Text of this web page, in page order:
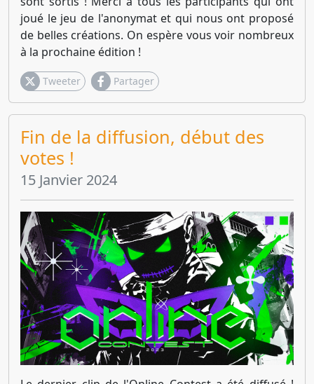
joué le jeu de l'anonymat et qui nous ont proposé
de belles créations. On espère vous voir nombreux
à la prochaine édition !
Tweeter Partager
Fin de la diffusion, début des
votes !
15 Janvier 2024